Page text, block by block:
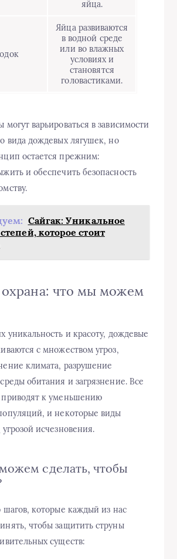
яйца.
Яйца развиваются
в водной среде
или во влажных
условиях и
становятся
головастиками.
варьироваться в зависимости
вида дождевых лягушек, но
остается прежним:
и обеспечить безопасность
Сайгак: Уникальное
которое стоит
что мы можем
уникальность и красоту, дождевые
с множеством угроз,
климата, разрушение
обитания и загрязнение. Все
к уменьшению
и некоторые виды
исчезновения.
сделать, чтобы
шагов, которые каждый из нас
чтобы защитить струны
существ: